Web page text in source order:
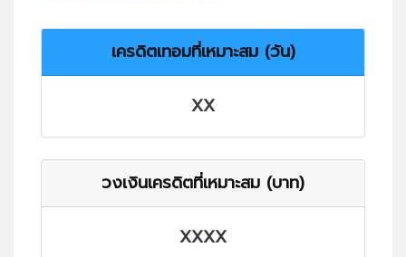
เครดิตเทอมที่เหมาะสม (วัน)
XX
วงเงินเครดิตที่เหมาะสม (บาท)
XXXX